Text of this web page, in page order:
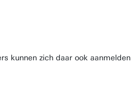
kunnen zich daar ook